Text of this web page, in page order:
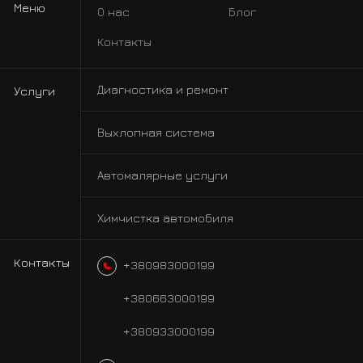
Меню О нас
Контакты
Блог
Услуги Диагностика и ремонт
Выхлопная система
Автомалярные услуги
Химчистка автомобиля
Контакты +380983000199
+380663000199
+380933000199